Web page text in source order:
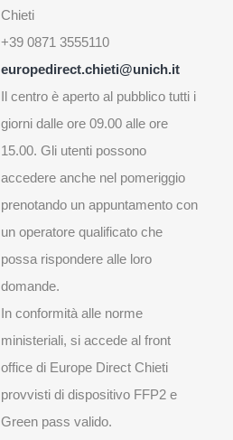
Chieti
+39 0871 3555110
europedirect.chieti@unich.it
Il centro è aperto al pubblico tutti i
giorni dalle ore 09.00 alle ore
15.00. Gli utenti possono
accedere anche nel pomeriggio
prenotando un appuntamento con
un operatore qualificato che
possa rispondere alle loro
domande.
In conformità alle norme
ministeriali, si accede al front
office di Europe Direct Chieti
provvisti di dispositivo FFP2 e
Green pass valido.